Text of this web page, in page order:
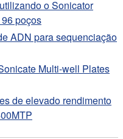
o Sonicator
poços
ADN para sequenciação
Multi-well Plates
de elevado rendimento